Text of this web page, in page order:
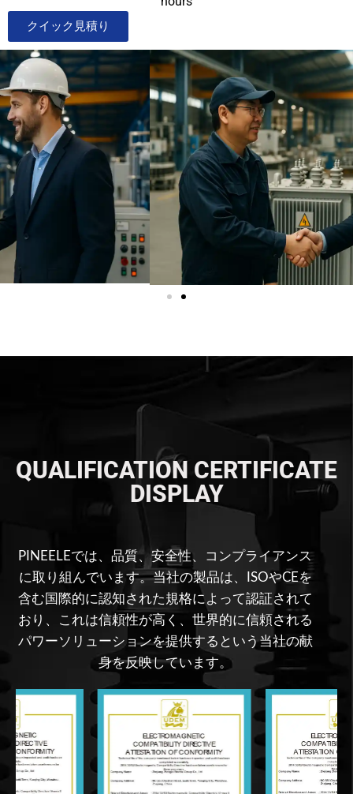
クイック見積り
QUALIFICATION CERTIFICATE
DISPLAY
PINEELEでは、品質、安全性、コンプライアンス
に取り組んでいます。当社の製品は、ISOやCEを
含む国際的に認知された規格によって認証されて
おり、これは信頼性が高く、世界的に信頼される
パワーソリューションを提供するという当社の献
身を反映しています。